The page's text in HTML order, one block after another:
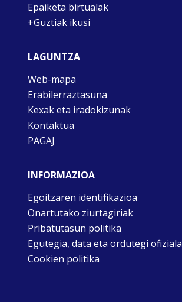
Epaiketa birtualak
+Guztiak ikusi
LAGUNTZA
Web-mapa
Erabilerraztasuna
Kexak eta iradokizunak
Kontaktua
PAGAJ
INFORMAZIOA
Egoitzaren identifikazioa
Onartutako ziurtagiriak
Pribatutasun politika
Egutegia, data eta ordutegi ofiziala
Cookien politika